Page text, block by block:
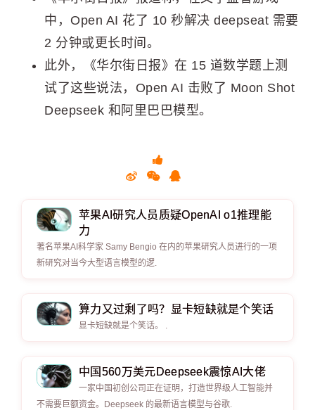
中，Open AI 花了 10 秒解决 deepseat 需要
2 分钟或更长时间。
此外，《华尔街日报》在 15 道数学题上测
试了这些说法，Open AI 击败了 Moon Shot
Deepseek 和阿里巴巴模型。
苹果AI研究人员质疑O​​penAI o1推理能
力
著名苹果AI科学家 Samy Bengio 在内的苹果研究人员进行的一项
新研究对当今大型语言模型的逻.
算力又过剩了吗？显卡短缺就是个笑话
显卡短缺就是个笑话。 .
中国560万美元Deepseek震惊AI大佬
一家中国初创公司正在证明，打造世界级人工智能并
不需要巨额资金。Deepseek 的最新语言模型与谷歌.